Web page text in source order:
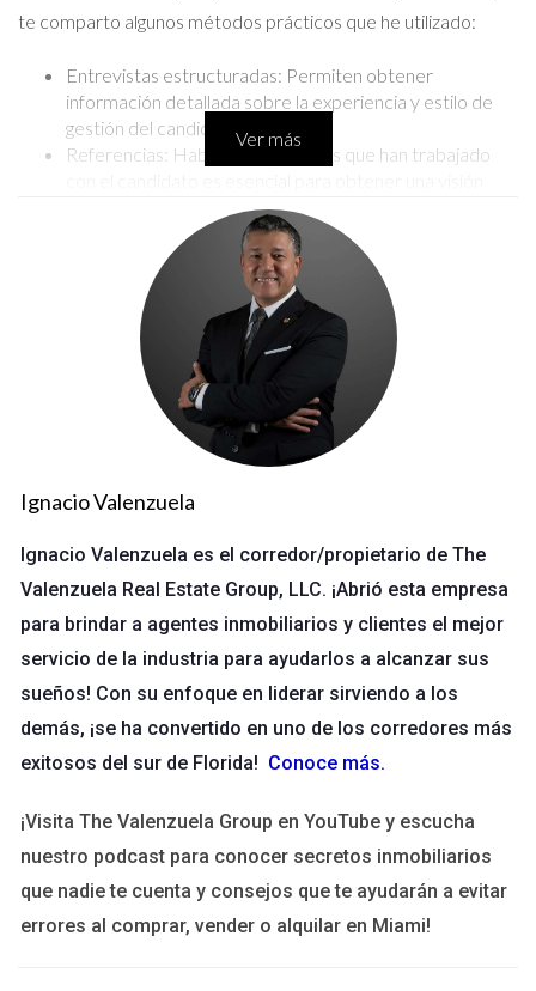
te comparto algunos métodos prácticos que he utilizado:
Entrevistas estructuradas: Permiten obtener
información detallada sobre la experiencia y estilo de
gestión del candidato.
Referencias: Hablar con personas que han trabajado
Evaluación del desempeño anterior: Revisa cómo ha
manejado situaciones similares en otras organizaciones.
CONTÁCTAME POR WHATSAPP
Caso de estudio 1: La transición en una empresa
Una vez trabajé con una startup tecnológica que buscaba un
elegimos a uno basado en su experiencia previa. Sin embargo,
después de seis meses, notamos que el ambiente se volvió
tenso. El nuevo CTO no era capaz de comunicar
efectivamente sus ideas, lo que generó confusión entre los
equipos.
A veces, las habilidades técnicas no son
suficientes. Escucha las señales del equipo.
Caso de estudio 2: Cambio en una organización
sin fines de lucro
En otra ocasión, colaboré con una organización sin fines de
lucro que necesitaba un nuevo director. El proceso fue
Ver más
Ignacio Valenzuela
Ignacio Valenzuela es el corredor/propietario de The
Valenzuela Real Estate Group, LLC. ¡Abrió esta empresa
para brindar a agentes inmobiliarios y clientes el mejor
servicio de la industria para ayudarlos a alcanzar sus
sueños! Con su enfoque en liderar sirviendo a los
demás, ¡se ha convertido en uno de los corredores más
exitosos del sur de Florida! Conoce más.
¡Visita The Valenzuela Group en YouTube y escucha
nuestro podcast para conocer secretos inmobiliarios
que nadie te cuenta y consejos que te ayudarán a evitar
errores al comprar, vender o alquilar en Miami!